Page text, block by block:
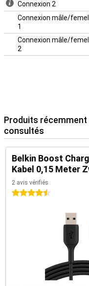
Connexion 2
Connexion mâle/
1
Connexion mâle/
2
Produits récemment
consultés
Belkin Boost
Kabel 0,15 Meter
2 avis vérifiés
4.5 étoiles